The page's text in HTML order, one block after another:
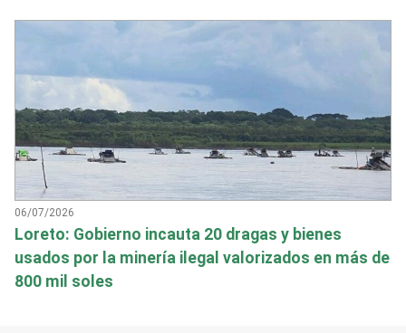
06/07/2026
Loreto: Gobierno incauta 20 dragas y bienes
usados por la minería ilegal valorizados en más de
800 mil soles